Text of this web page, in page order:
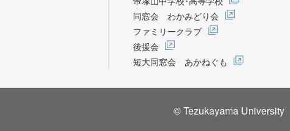
同窓会 わかみどり会
ファミリークラブ
後援会
短大同窓会 あかねぐも
© Tezukayama University